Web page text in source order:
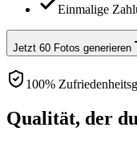
Einmalige
Jetzt 60 Fotos generieren
100%
Qualität, der